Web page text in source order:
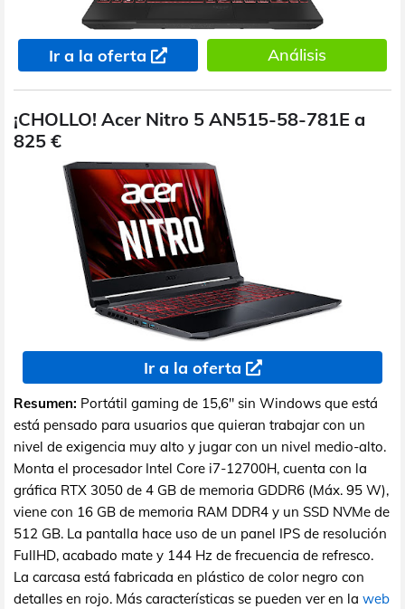
Ir a la oferta Análisis
¡CHOLLO! Acer Nitro 5 AN515-58-781E a
825 €
Ir a la oferta
Resumen: Portátil gaming de 15,6" sin Windows que está
está pensado para usuarios que quieran trabajar con un
nivel de exigencia muy alto y jugar con un nivel medio-alto.
Monta el procesador Intel Core i7-12700H, cuenta con la
gráfica RTX 3050 de 4 GB de memoria GDDR6 (Máx. 95 W),
viene con 16 GB de memoria RAM DDR4 y un SSD NVMe de
512 GB. La pantalla hace uso de un panel IPS de resolución
FullHD, acabado mate y 144 Hz de frecuencia de refresco.
La carcasa está fabricada en plástico de color negro con
detalles en rojo. Más características se pueden ver en la web